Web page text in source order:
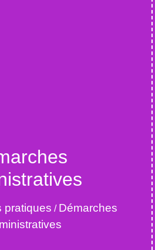
pratiques / Démarches